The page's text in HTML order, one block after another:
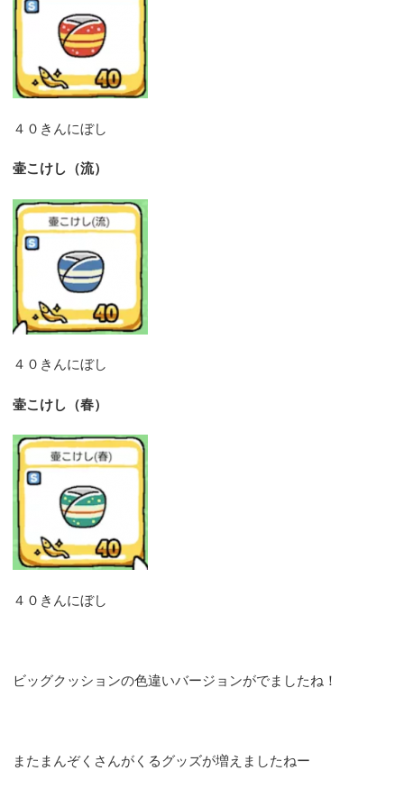
４０きんにぼし
壷こけし（流）
４０きんにぼし
壷こけし（春）
４０きんにぼし
ビッグクッションの色違いバージョンがでましたね！
またまんぞくさんがくるグッズが増えましたねー